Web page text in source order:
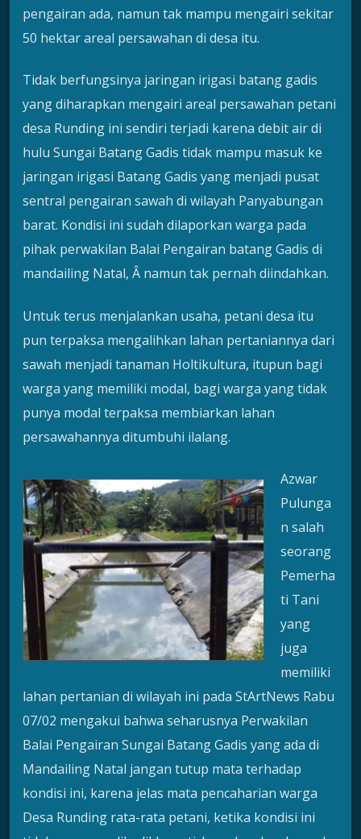
pengairan ada, namun tak mampu mengairi sekitar
50 hektar areal persawahan di desa itu.
Tidak berfungsinya jaringan irigasi batang gadis
yang diharapkan mengairi areal persawahan petani
desa Runding ini sendiri terjadi karena debit air di
hulu Sungai Batang Gadis tidak mampu masuk ke
jaringan irigasi Batang Gadis yang menjadi pusat
sentral pengairan sawah di wilayah Panyabungan
barat. Kondisi ini sudah dilaporkan warga pada
pihak perwakilan Balai Pengairan batang Gadis di
mandailing Natal, Â namun tak pernah diindahkan.
Untuk terus menjalankan usaha, petani desa itu
pun terpaksa mengalihkan lahan pertaniannya dari
sawah menjadi tanaman Holtikultura, itupun bagi
warga yang memiliki modal, bagi warga yang tidak
punya modal terpaksa membiarkan lahan
persawahannya ditumbuhi ilalang.
Azwar
Pulunga
n salah
seorang
Pemerha
ti Tani
yang
juga
memiliki
lahan pertanian di wilayah ini pada StArtNews Rabu
07/02 mengakui bahwa seharusnya Perwakilan
Balai Pengairan Sungai Batang Gadis yang ada di
Mandailing Natal jangan tutup mata terhadap
kondisi ini, karena jelas mata pencaharian warga
Desa Runding rata-rata petani, ketika kondisi ini